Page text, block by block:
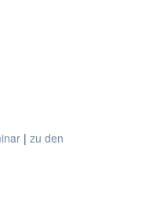
| zu den